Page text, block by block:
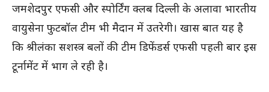
जमशेदपुर एफसी और स्पोर्टिंग क्लब दिल्ली के अलावा भारतीय
वायुसेना फुटबॉल टीम भी मैदान में उतरेगी। खास बात यह है
कि श्रीलंका सशस्त्र बलों की टीम डिफेंडर्स एफसी पहली बार इस
टूर्नामेंट में भाग ले रही है।